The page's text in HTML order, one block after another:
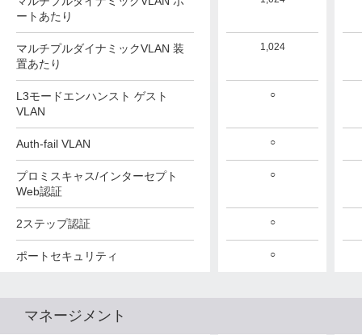
ートあたり
マルチプルダイナミックVLAN 装
置あたり
L3モードエンハンスト ゲスト
VLAN
Auth-fail VLAN
プロミスキャス/インターセプト
Web認証
2ステップ認証
ポートセキュリティ
1,024
○
○
○
○
○
1,024
○
○
1,024
○
○
○
○
○
マネージメント